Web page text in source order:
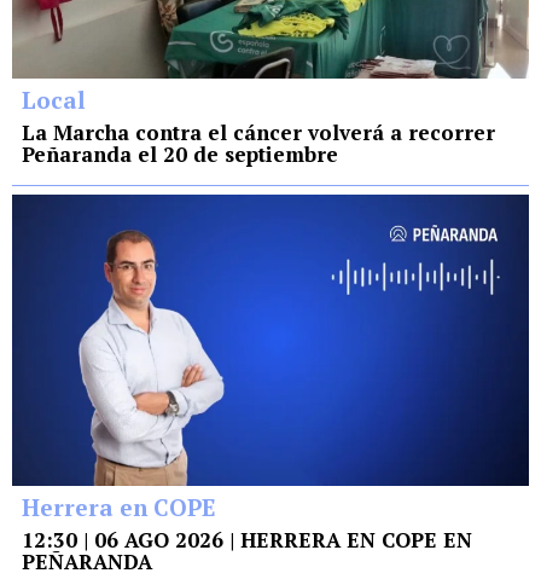
Local
La Marcha contra el cáncer volverá a recorrer
Peñaranda el 20 de septiembre
Herrera en COPE
12:30 | 06 AGO 2026 | HERRERA EN COPE EN
PEÑARANDA